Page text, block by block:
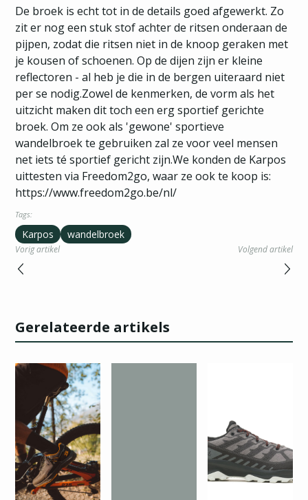
De broek is echt tot in de details goed afgewerkt. Zo
zit er nog een stuk stof achter de ritsen onderaan de
pijpen, zodat die ritsen niet in de knoop geraken met
je kousen of schoenen. Op de dijen zijn er kleine
reflectoren - al heb je die in de bergen uiteraard niet
per se nodig.Zowel de kenmerken, de vorm als het
uitzicht maken dit toch een erg sportief gerichte
broek. Om ze ook als 'gewone' sportieve
wandelbroek te gebruiken zal ze voor veel mensen
net iets té sportief gericht zijn.We konden de Karpos
uittesten via Freedom2go, waar ze ook te koop is:
https://www.freedom2go.be/nl/
Tags:
Karpos wandelbroek
Vorig artikel Volgend artikel
Gerelateerde artikels